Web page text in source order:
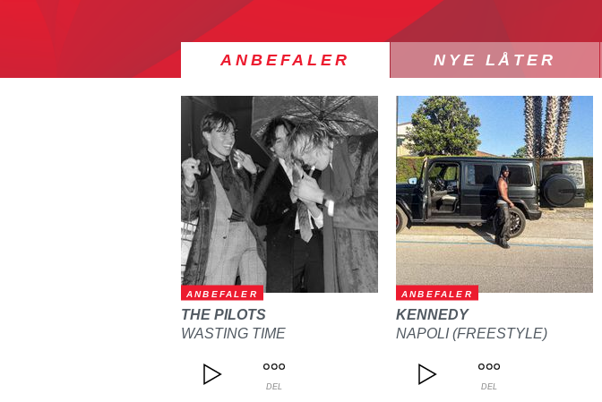
ANBEFALER NYE LÅTER
ANBEFALER
THE PILOTS
WASTING TIME
DEL
ANBEFALER
KENNEDY
NAPOLI (FREESTYLE)
DEL